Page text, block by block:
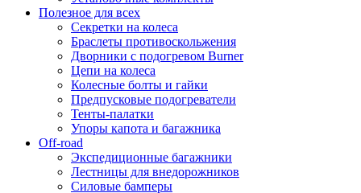
Полезное для всех
Секретки на колеса
Браслеты противоскольжения
Дворники с подогревом Burner
Цепи на колеса
Колесные болты и гайки
Предпусковые подогреватели
Тенты-палатки
Упоры капота и багажника
Off-road
Экспедиционные багажники
Лестницы для внедорожников
Силовые бамперы